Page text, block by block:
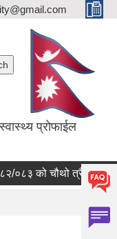
स्वास्थ्य प्रोफाईल
को चौथो त्रैमासिक